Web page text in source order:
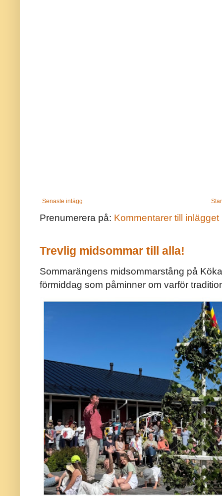
Senaste inlägg
Prenumerera på: Kommentarer till inlägget
Trevlig midsommar till alla!
Sommarängens midsommarstång på
förmiddag som påminner om varför